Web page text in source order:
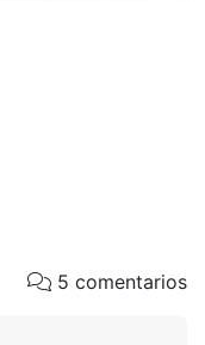
5 comentarios